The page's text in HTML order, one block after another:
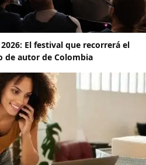
El festival que recorrerá el
de autor de Colombia